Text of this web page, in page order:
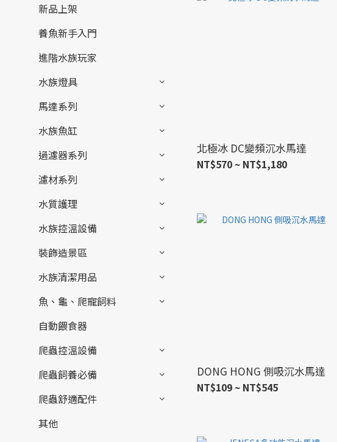
新品上架
養魚新手入門
進階水族玩家
水族燈具
馬達系列
水族魚缸
過濾器系列
濾材系列
水質護理
水族控溫設備
裝飾造景區
水族清潔用品
魚、龜、爬寵飼料
自動餵食器
爬蟲控溫設備
爬蟲飼養必備
爬蟲舒適配件
其他
北極冰 DC變頻沉水馬達
NT$570 ~ NT$1,180
DONG HONG 側吸沉水馬達
NT$109 ~ NT$545